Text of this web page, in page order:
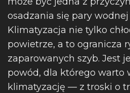
osadzania się pary wodnej
Klimatyzacja nie tylko
powietrze, a to ogranicza
zaparowanych szyb. Jest
powód, dla którego warto
klimatyzację — z troski o